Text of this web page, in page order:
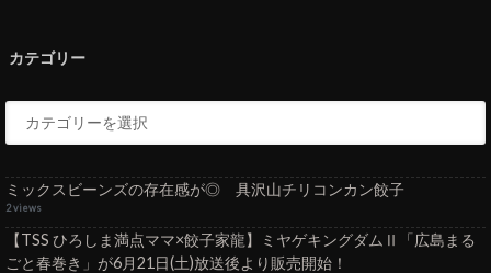
カテゴリー
ミックスビーンズの存在感が◎ 具沢山チリコンカン餃子
2 views
【TSS ひろしま満点ママ×餃子家龍】ミヤゲキングダムⅡ「広島まる
ごと春巻き」が6月21日(土)放送後より販売開始！